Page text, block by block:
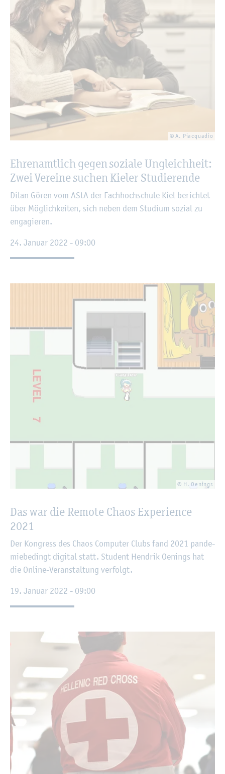
© A. Piacqua­dio
Eh­ren­amt­lich gegen so­zia­le Un­gleich­heit:
Zwei Ver­ei­ne su­chen Kie­ler Stu­die­ren­de
Dilan Gören vom AStA der Fach­hoch­schu­le Kiel be­rich­tet
über Mög­lich­kei­ten, sich neben dem Stu­di­um so­zi­al zu
en­ga­gie­ren.
24. Ja­nu­ar 2022 - 09:00
© H. Oe­nings
Das war die Re­mo­te Chaos Ex­pe­ri­ence
2021
Der Kon­gress des Chaos Com­pu­ter Clubs fand 2021 pan­de­
mie­be­dingt di­gi­tal statt. Stu­dent Hen­drik Oe­nings hat
die On­line-Ver­an­stal­tung ver­folgt.
19. Ja­nu­ar 2022 - 09:00